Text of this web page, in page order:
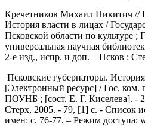
Кречетников Михаил Никитич //
История власти в лицах /
Псковской области по культуре ;
универсальная научная
2-е изд., испр. и доп. – Псков :
Псковские губернаторы.
[Электронный ресурс] / Гос. ком.
ПОУНБ ; [сост. Е. Г. Киселева]. -
Стерх, 2005. - 79, [1] с. - Список
имен: с. 76-77. – Режим доступа: